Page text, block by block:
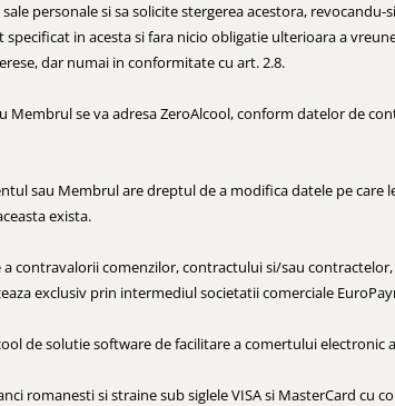
personale si sa solicite stergerea acestora,
in acesta si fara nicio obligatie ulterioara a
dar numai in conformitate cu art. 2.8.
Membrul se va adresa ZeroAlcool, conform datelor de
sau Membrul are dreptul de a modifica datele pe care
exista.
contravalorii comenzilor, contractului si/sau
exclusiv prin intermediul societatii comerciale
de solutie software de facilitare a comertului electronic
romanesti si straine sub siglele VISA si MasterCard cu